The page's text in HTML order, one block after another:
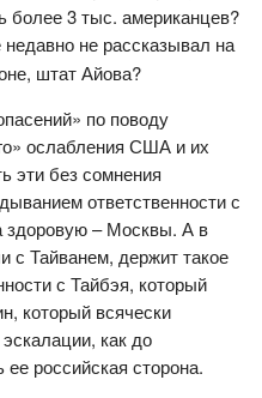
более 3 тыс. американцев?
не рассказывал на
штат Айова?
по поводу
ослабления США и их
эти без сомнения
ответственности с
здоровую – Москвы. А в
с Тайванем, держит такое
с Тайбэя, который
который всячески
как до
российская сторона.